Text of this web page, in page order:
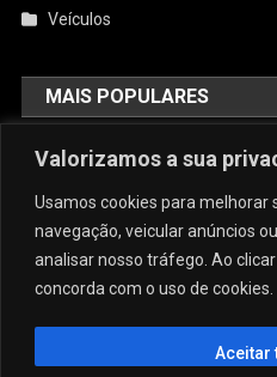
Valorizamos a sua
Usamos cookies para melhorar
navegação, veicular anúncios
analisar nosso tráfego. Ao clicar
concorda com o uso de cookies.
Aceitar
Veículos
MAIS POPULARES
Conforto
Para As